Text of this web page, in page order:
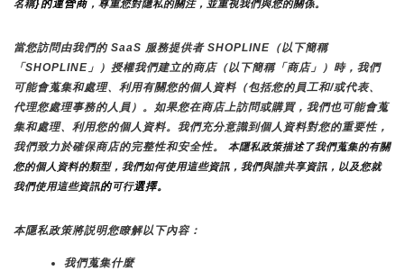
名稱}的運營商，尊重您對隱私的關注，並重視我們與您的關係。
當您訪問由我們的 SaaS 服務提供者 SHOPLINE（以下簡稱
「SHOPLINE」）授權我們建立的商店（以下簡稱「商店」）時，我們
可能會蒐集和處理、利用有關您的個人資料（包括您的員工和/或代表、
代理您處理事務的人員）。如果您在商店上訪問或購買，我們也可能會蒐
集和處理、利用您的個人資料。我們充分意識到個人資料對您的重要性，
我們致力於確保商店的完整性和安全性。
本隱私政策描述了我們蒐集的有關
您的個人資料的類型，我們如何使用這些資訊，我們與誰共享資訊，以及您就
我們使用這些資訊的可行選擇。
本隱私政策將説明您瞭解以下內容：
我們蒐集什麼